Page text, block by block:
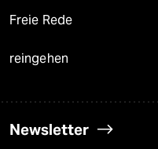
Freie Rede
reingehen
Newsletter